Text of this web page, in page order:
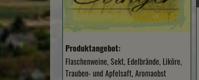
Produktangebot:
Flaschenweine, Sekt, Edelbrände, Liköre,
Trauben- und Apfelsaft, Aromaobst